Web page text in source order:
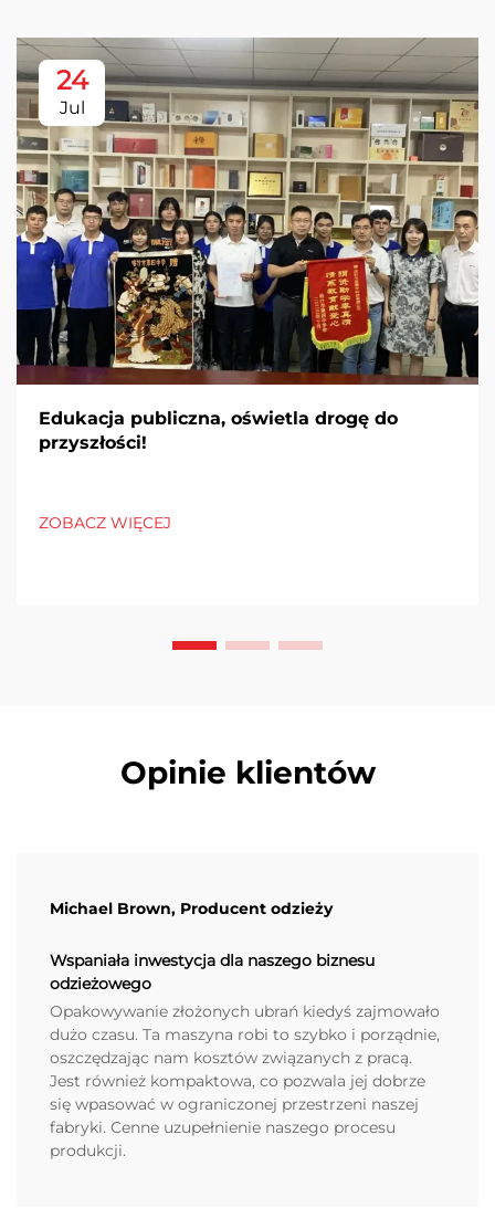
24
Jul
Edukacja publiczna, oświetla drogę do
przyszłości!
ZOBACZ WIĘCEJ
Opinie klientów
Michael Brown, Producent odzieży
Wspaniała inwestycja dla naszego biznesu
odzieżowego
Opakowywanie złożonych ubrań kiedyś zajmowało
dużo czasu. Ta maszyna robi to szybko i porządnie,
oszczędzając nam kosztów związanych z pracą.
Jest również kompaktowa, co pozwala jej dobrze
się wpasować w ograniczonej przestrzeni naszej
fabryki. Cenne uzupełnienie naszego procesu
produkcji.